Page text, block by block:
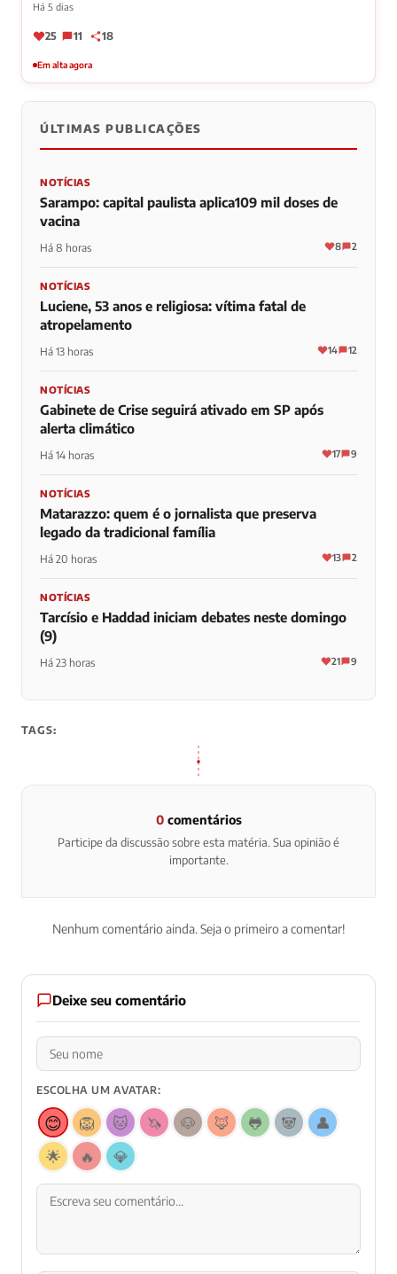
Há 5 dias
25 11 18
Em alta agora
ÚLTIMAS PUBLICAÇÕES
NOTÍCIAS
Sarampo: capital paulista aplica109 mil doses de
vacina
Há 8 horas 8 2
NOTÍCIAS
Luciene, 53 anos e religiosa: vítima fatal de
atropelamento
Há 13 horas 14 12
NOTÍCIAS
Gabinete de Crise seguirá ativado em SP após
alerta climático
Há 14 horas 17 9
NOTÍCIAS
Matarazzo: quem é o jornalista que preserva
legado da tradicional família
Há 20 horas 13 2
NOTÍCIAS
Tarcísio e Haddad iniciam debates neste domingo
(9)
Há 23 horas 21 9
TAGS:
0comentários
Participe da discussão sobre esta matéria. Sua opinião é
importante.
Nenhum comentário ainda. Seja o primeiro a comentar!
Deixe seu comentário
ESCOLHA UM AVATAR:
😊 🦁 🐱 🦄 🐶 🦊 🐸 🐼
👤
🌟
🔥 💎